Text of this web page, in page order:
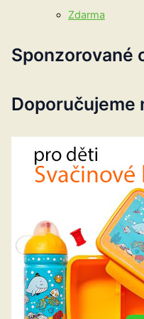
Zdarma
Sponzorované
Doporučujeme